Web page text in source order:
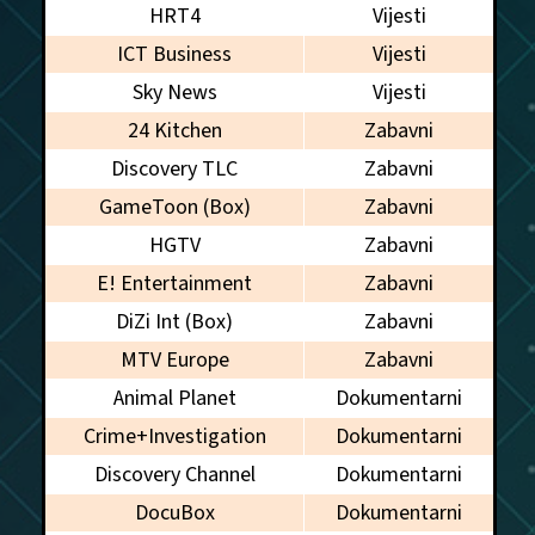
HRT4
Vijesti
ICT Business
Vijesti
Sky News
Vijesti
24 Kitchen
Zabavni
Discovery TLC
Zabavni
GameToon (Box)
Zabavni
HGTV
Zabavni
E! Entertainment
Zabavni
DiZi Int (Box)
Zabavni
MTV Europe
Zabavni
Animal Planet
Dokumentarni
Crime+Investigation
Dokumentarni
Discovery Channel
Dokumentarni
DocuBox
Dokumentarni